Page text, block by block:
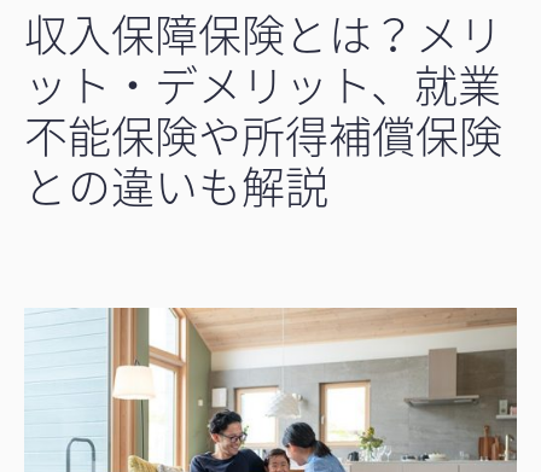
収入保障保険とは？メリ
ット・デメリット、就業
不能保険や所得補償保険
との違いも解説